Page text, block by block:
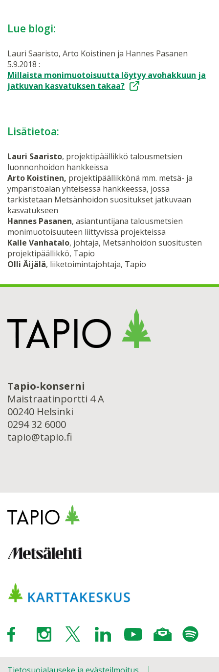
Lue blogi:
Lauri Saaristo, Arto Koistinen ja Hannes Pasanen
5.9.2018 :
Millaista monimuotoisuutta löytyy avohakkuun ja
jatkuvan kasvatuksen takaa?
Lisätietoa:
Lauri Saaristo, projektipäällikkö talousmetsien
luonnonhoidon hankkeissa
Arto Koistinen, projektipäällikkönä mm. metsä- ja
ympäristöalan yhteisessä hankkeessa, jossa
tarkistetaan Metsänhoidon suositukset jatkuvaan
kasvatukseen
Hannes Pasanen, asiantuntijana talousmetsien
monimuotoisuuteen liittyvissä projekteissa
Kalle Vanhatalo, johtaja, Metsänhoidon suositusten
projektipäällikkö, Tapio
Olli Äijälä, liiketoimintajohtaja, Tapio
Tapio-konserni
Maistraatinportti 4 A
00240 Helsinki
0294 32 6000
tapio@tapio.fi